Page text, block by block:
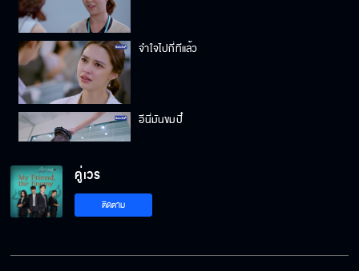
จำใจไปกี่ทีแล้ว
อีนี่มันขมปี๋
เพราะมีแก โลกนี้ถึงน่าอยู่
คู่เวร
ติดตาม